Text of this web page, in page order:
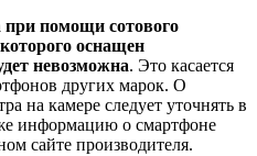
при помощи сотового
оснащен
невозможна. Это касается
других марок. О
на камере следует уточнять в
информацию о смартфоне
сайте производителя.